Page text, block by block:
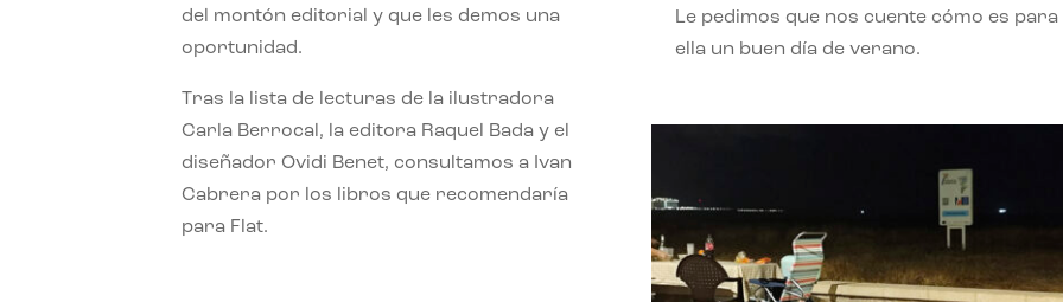
del montón editorial y que les demos una
oportunidad.
Tras la lista de lecturas de la ilustradora
Carla Berrocal, la editora Raquel Bada y el
diseñador Ovidi Benet, consultamos a Ivan
Cabrera por los libros que recomendaría
para Flat.
Le pedimos que nos cuente cómo es para
ella un buen día de verano.